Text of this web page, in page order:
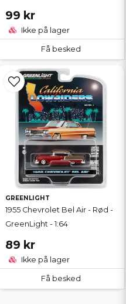
99 kr
Ikke på lager
Få besked
GREENLIGHT
1955 Chevrolet Bel Air - Rød -
GreenLight - 1:64
89 kr
Ikke på lager
Få besked